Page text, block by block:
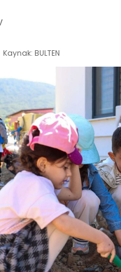
Kaynak: BULTEN